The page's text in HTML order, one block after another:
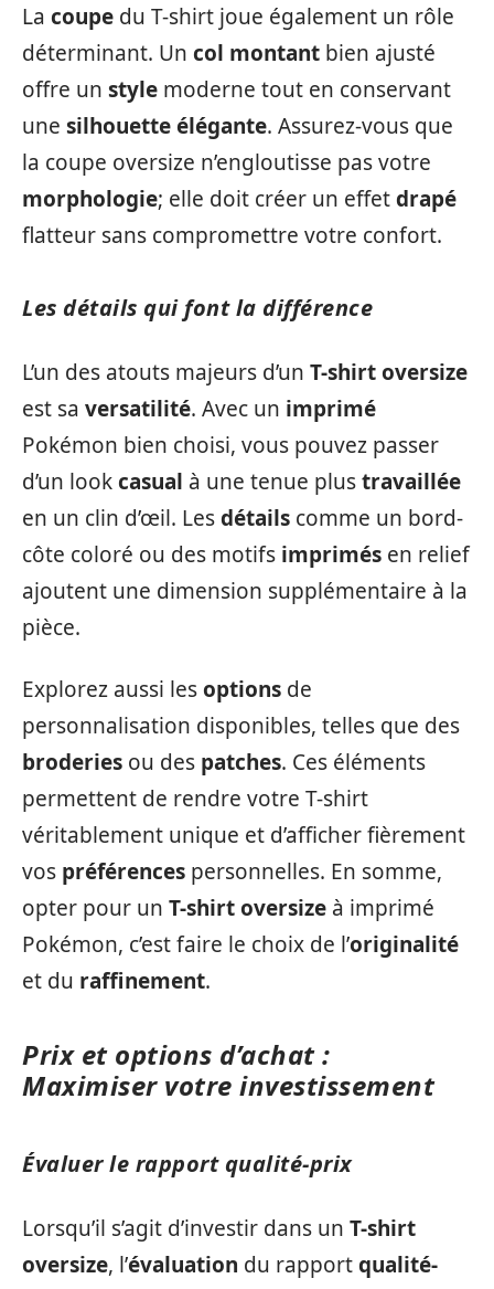
La coupe du T-shirt joue également un rôle
déterminant. Un col montant bien ajusté
offre un style moderne tout en conservant
une silhouette élégante. Assurez-vous que
la coupe oversize n’engloutisse pas votre
morphologie; elle doit créer un effetdrapé
flatteur sans compromettre votre confort.
Les détails qui font la différence
L’un des atouts majeurs d’un T-shirt oversize
est sa versatilité. Avec un imprimé
Pokémon bien choisi, vous pouvez passer
d’un lookcasual à une tenue plustravaillée
en un clin d’œil. Lesdétails comme un bord-
côte coloré ou des motifs imprimés en relief
ajoutent une dimension supplémentaire à la
pièce.
Explorez aussi lesoptions de
personnalisation disponibles, telles que des
broderies ou des patches. Ces éléments
permettent de rendre votre T-shirt
véritablement unique et d’afficher fièrement
vos préférences personnelles. En somme,
opter pour un T-shirt oversize à imprimé
Pokémon, c’est faire le choix de l’originalité
et du raffinement.
Prix et options d’achat :
Maximiser votre investissement
Évaluer le rapport qualité-prix
Lorsqu’il s’agit d’investir dans un T-shirt
oversize, l’évaluation du rapportqualité-